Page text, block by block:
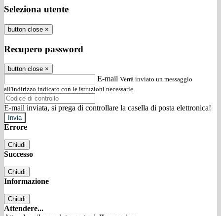
Seleziona utente
button close ×
Recupero password
button close ×
E-mail Verrà inviato un messaggio
all'indirizzo indicato con le istruzioni necessarie.
E-mail inviata, si prega di controllare la casella di posta elettronica!
Errore
Chiudi
Successo
Chiudi
Informazione
Chiudi
Attendere...